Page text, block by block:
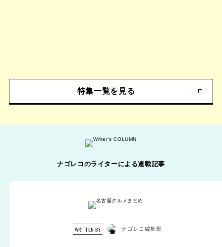
特集一覧を見る
ナゴレコのライターによる連載記事
WRITTEN BY ナゴレコ編集部